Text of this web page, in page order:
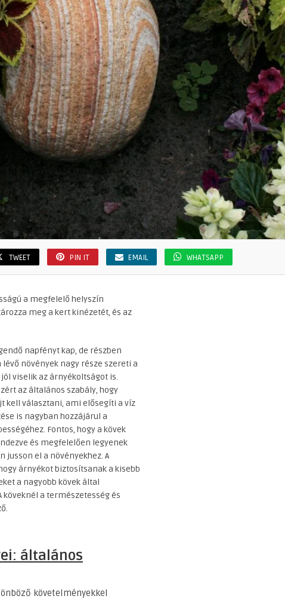
TWEET PIN IT EMAIL WHATSAPP
a megfelelő helyszín
meg a kert kinézetét, és az
napfényt kap, de részben
növények nagy része szereti a
viselik az árnyékoltságot is.
az általános szabály, hogy
kell választani, ami elősegíti a víz
is nagyban hozzájárul a
Fontos, hogy a kövek
és megfelelően legyenek
jusson el a növényekhez. A
árnyékot biztosítsanak a kisebb
a nagyobb kövek által
a természetesség és
általános
követelményekkel